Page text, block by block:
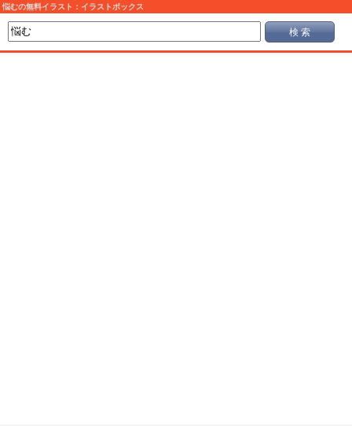
悩むの無料イラスト：イラストボックス
検 索